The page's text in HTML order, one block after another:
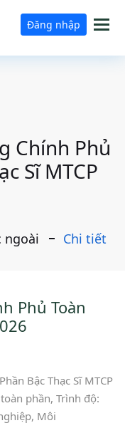
Đăng nhập
Chính Phủ
Sĩ MTCP
ngoài Chi tiết
Phủ Toàn
Bậc Thạc Sĩ MTCP
phần, Trình độ:
Môi